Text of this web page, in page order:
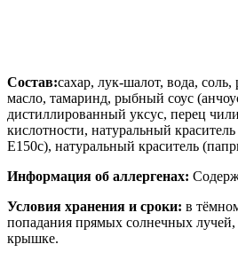
Состав:сахар, лук-шалот, вода,
масло, тамаринд, рыбный соус
дистиллированный уксус, перец
кислотности, натуральный
Е150с), натуральный краситель
Информация об аллергенах:
Условия хранения и сроки: в
попадания прямых солнечных лучей,
крышке.